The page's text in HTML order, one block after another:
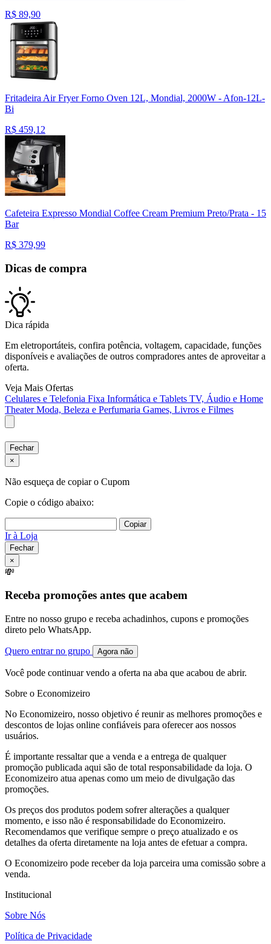
R$ 89,90
Fritadeira Air Fryer Forno Oven 12L, Mondial, 2000W - Afon-12L-
Bi
R$ 459,12
Cafeteira Expresso Mondial Coffee Cream Premium Preto/Prata - 15
Bar
R$ 379,99
Dicas de compra
Dica rápida
Em eletroportáteis, confira potência, voltagem, capacidade, funções
disponíveis e avaliações de outros compradores antes de aproveitar a
oferta.
Veja Mais Ofertas
Celulares e Telefonia Fixa Informática e Tablets TV, Áudio e Home
TheaterModa, Beleza e Perfumaria Games, Livros e Filmes
Fechar
×
Não esqueça de copiar o Cupom
Copie o código abaixo:
Copiar
Ir à Loja
Fechar
×
💸
Receba promoções antes que acabem
Entre no nosso grupo e receba achadinhos, cupons e promoções
direto pelo WhatsApp.
Quero entrar no grupo Agora não
Você pode continuar vendo a oferta na aba que acabou de abrir.
Sobre o Economizeiro
No Economizeiro, nosso objetivo é reunir as melhores promoções e
descontos de lojas online confiáveis para oferecer aos nossos
usuários.
É importante ressaltar que a venda e a entrega de qualquer
promoção publicada aqui são de total responsabilidade da loja. O
Economizeiro atua apenas como um meio de divulgação das
promoções.
Os preços dos produtos podem sofrer alterações a qualquer
momento, e isso não é responsabilidade do Economizeiro.
Recomendamos que verifique sempre o preço atualizado e os
detalhes da oferta diretamente na loja antes de efetuar a compra.
O Economizeiro pode receber da loja parceira uma comissão sobre a
venda.
Institucional
Sobre Nós
Política de Privacidade